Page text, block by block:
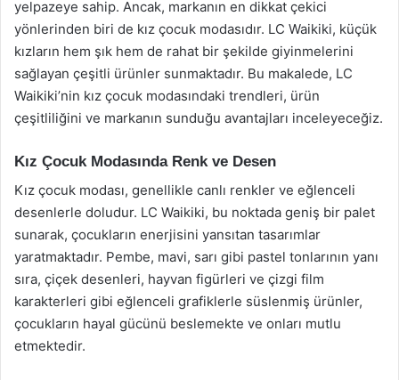
yelpazeye sahip. Ancak, markanın en dikkat çekici
yönlerinden biri de kız çocuk modasıdır. LC Waikiki, küçük
kızların hem şık hem de rahat bir şekilde giyinmelerini
sağlayan çeşitli ürünler sunmaktadır. Bu makalede, LC
Waikiki’nin kız çocuk modasındaki trendleri, ürün
çeşitliliğini ve markanın sunduğu avantajları inceleyeceğiz.
Kız Çocuk Modasında Renk ve Desen
Kız çocuk modası, genellikle canlı renkler ve eğlenceli
desenlerle doludur. LC Waikiki, bu noktada geniş bir palet
sunarak, çocukların enerjisini yansıtan tasarımlar
yaratmaktadır. Pembe, mavi, sarı gibi pastel tonlarının yanı
sıra, çiçek desenleri, hayvan figürleri ve çizgi film
karakterleri gibi eğlenceli grafiklerle süslenmiş ürünler,
çocukların hayal gücünü beslemekte ve onları mutlu
etmektedir.